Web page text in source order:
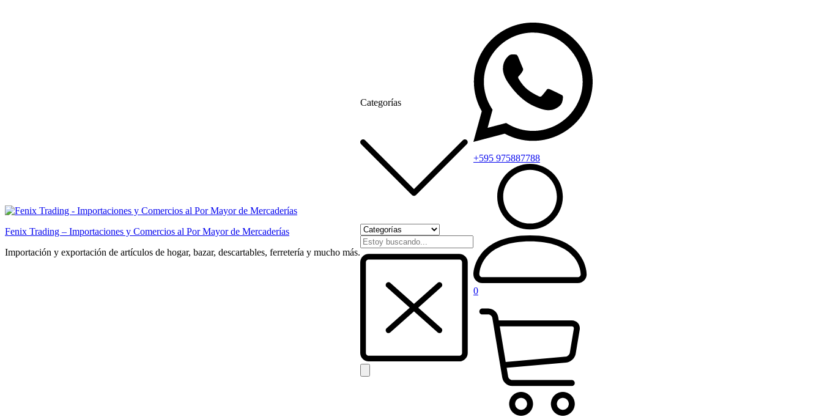
Fenix Trading – Importaciones y Comercios al Por Mayor de Mercaderías
Importación y exportación de artículos de hogar, bazar, descartables, ferretería y mucho más.
Categorías
+595 975887788
0